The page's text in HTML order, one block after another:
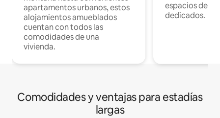
apartamentos urbanos, estos
alojamientos amueblados
cuentan con todos las
comodidades de una
vivienda.
espacios de
dedicados.
Comodidades y ventajas para estadías
largas